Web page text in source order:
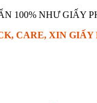
100% NHƯ GIẤY
CARE, XIN